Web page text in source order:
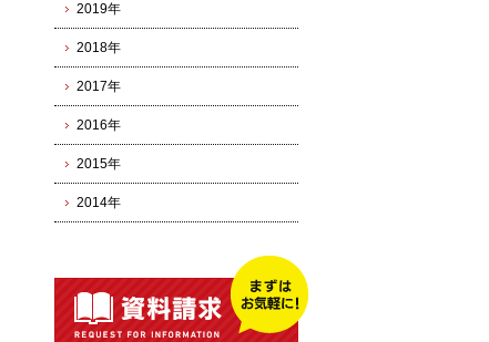
2019年
2018年
2017年
2016年
2015年
2014年